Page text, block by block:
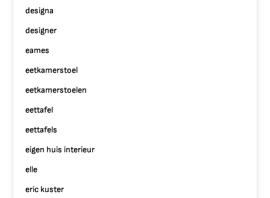
designa
designer
eames
eetkamerstoel
eetkamerstoelen
eettafel
eettafels
eigen huis interieur
elle
eric kuster